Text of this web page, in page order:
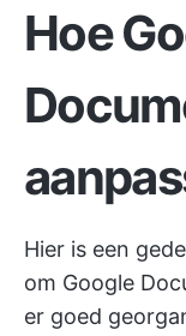
Hoe
Hier is een
om Google
er goed